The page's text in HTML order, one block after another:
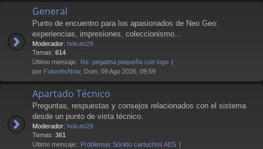
General
Punto de encuentro para los apasionados de Neo Geo:
experiencias, impresiones, coleccionismo...
Moderador: hokuto29
Temas: 614
Último mensaje: Re: pegatina pequeña con logo
por FutureIsNow , Dom, 09 Ago 2026, 09:59
Apartado Técnico
Preguntas, respuestas y consejos relacionados con el sistema
desde un punto de vista técnico.
Moderador: hokuto29
Temas: 361
Último mensaje: Problemas Sonido cartuchos AES